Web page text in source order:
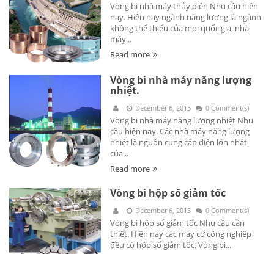
Vòng bi nhà máy thủy điện Nhu cầu hiện
nay. Hiện nay ngành năng lượng là ngành
không thể thiếu của mọi quốc gia, nhà
máy...
Read more
Vòng bi nhà máy năng lượng
nhiệt.
December 6, 2015 0 Comment(s)
Vòng bi nhà máy năng lượng nhiệt Nhu
cầu hiện nay. Các nhà máy năng lượng
nhiệt là nguồn cung cấp điện lớn nhất
của...
Read more
Vòng bi hộp số giảm tốc
December 6, 2015 0 Comment(s)
Vòng bi hộp số giảm tốc Nhu cầu cần
thiết. Hiện nay các máy cơ công nghiệp
đều có hộp số giảm tốc. Vòng bi...